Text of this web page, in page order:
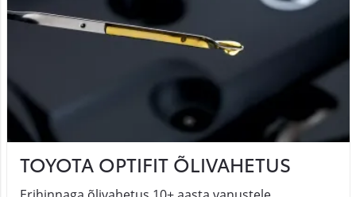
TOYOTA OPTIFIT ÕLIVAHETUS